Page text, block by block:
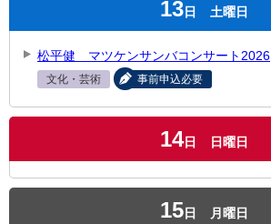
13日 土曜日
松平健 マツケンサンバコンサート2026
文化・芸術 事前申込必要
14日 日曜日
15日 月曜日